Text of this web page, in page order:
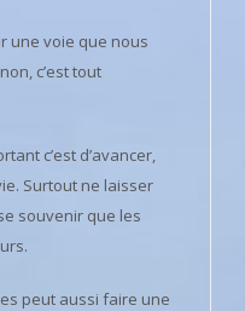
une voie que nous
c’est tout
c’est d’avancer,
Surtout ne laisser
souvenir que les
peut aussi faire une